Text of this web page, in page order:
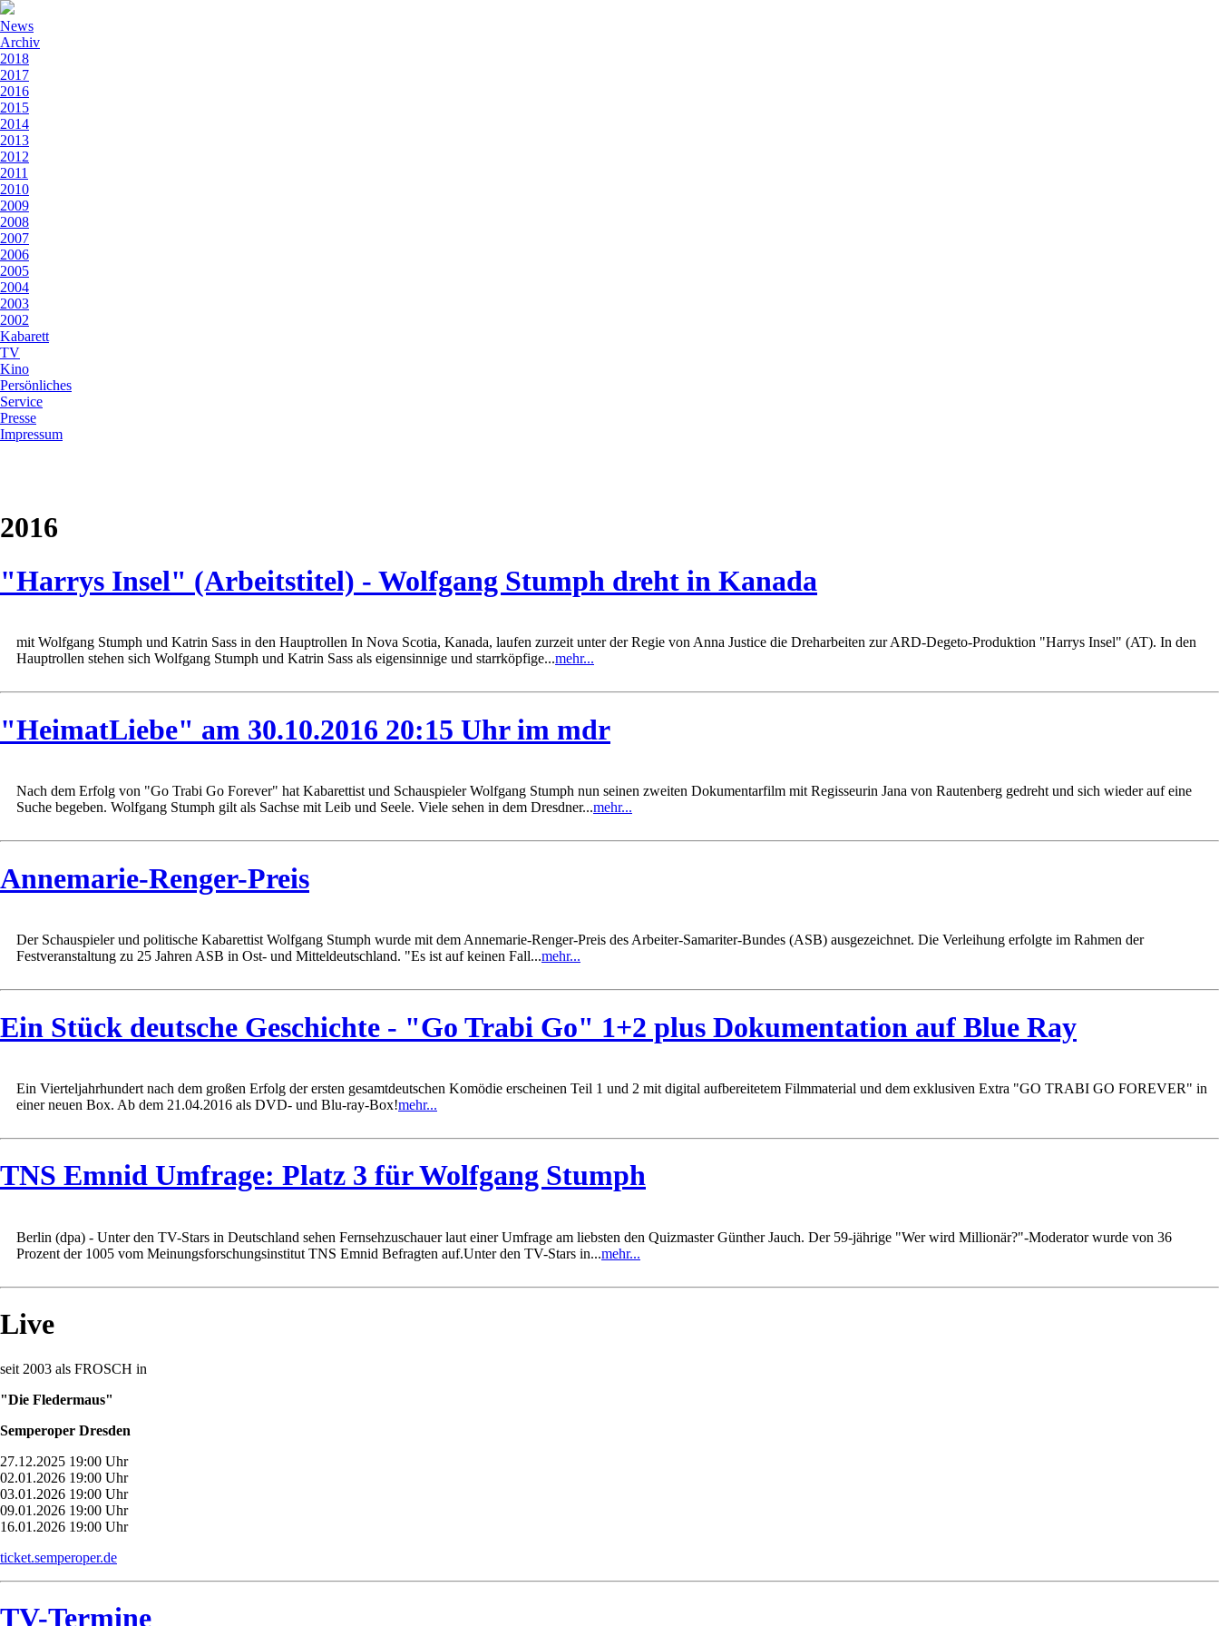
News
Archiv
2018
2017
2016
2015
2014
2013
2012
2011
2010
2009
2008
2007
2006
2005
2004
2003
2002
Kabarett
TV
Kino
Persönliches
Service
Presse
Impressum
2016
"Harrys Insel" (Arbeitstitel) - Wolfgang Stumph dreht in Kanada
mit Wolfgang Stumph und Katrin Sass in den Hauptrollen In Nova Scotia, Kanada, laufen zurzeit unter der Regie von Anna Justice die Dreharbeiten zur ARD-Degeto-Produktion "Harrys Insel" (AT). In den
Hauptrollen stehen sich Wolfgang Stumph und Katrin Sass als eigensinnige und starrköpfige...mehr...
"HeimatLiebe" am 30.10.2016 20:15 Uhr im mdr
Nach dem Erfolg von "Go Trabi Go Forever" hat Kabarettist und Schauspieler Wolfgang Stumph nun seinen zweiten Dokumentarfilm mit Regisseurin Jana von Rautenberg gedreht und sich wieder auf eine
Suche begeben. Wolfgang Stumph gilt als Sachse mit Leib und Seele. Viele sehen in dem Dresdner...mehr...
Annemarie-Renger-Preis
Der Schauspieler und politische Kabarettist Wolfgang Stumph wurde mit dem Annemarie-Renger-Preis des Arbeiter-Samariter-Bundes (ASB) ausgezeichnet. Die Verleihung erfolgte im Rahmen der
Festveranstaltung zu 25 Jahren ASB in Ost- und Mitteldeutschland. "Es ist auf keinen Fall...mehr...
Ein Stück deutsche Geschichte - "Go Trabi Go" 1+2 plus Dokumentation auf Blue Ray
Ein Vierteljahrhundert nach dem großen Erfolg der ersten gesamtdeutschen Komödie erscheinen Teil 1 und 2 mit digital aufbereitetem Filmmaterial und dem exklusiven Extra "GO TRABI GO FOREVER" in
einer neuen Box. Ab dem 21.04.2016 als DVD- und Blu-ray-Box!mehr...
TNS Emnid Umfrage: Platz 3 für Wolfgang Stumph
Berlin (dpa) - Unter den TV-Stars in Deutschland sehen Fernsehzuschauer laut einer Umfrage am liebsten den Quizmaster Günther Jauch. Der 59-jährige "Wer wird Millionär?"-Moderator wurde von 36
Prozent der 1005 vom Meinungsforschungsinstitut TNS Emnid Befragten auf.Unter den TV-Stars in...mehr...
Live
seit 2003 als FROSCH in
"Die Fledermaus"
Semperoper Dresden
27.12.2025 19:00 Uhr
02.01.2026 19:00 Uhr
03.01.2026 19:00 Uhr
09.01.2026 19:00 Uhr
16.01.2026 19:00 Uhr
ticket.semperoper.de
TV-Termine